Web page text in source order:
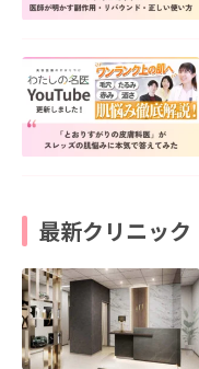
最新クリニック